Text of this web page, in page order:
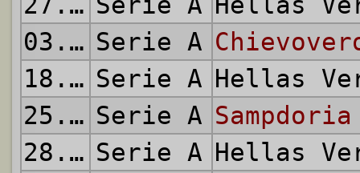
03.10.2015 Serie A
18.10.2015 Serie A Hellas
25.10.2015 Serie A Sampdoria
28.10.2015 Serie A Hellas